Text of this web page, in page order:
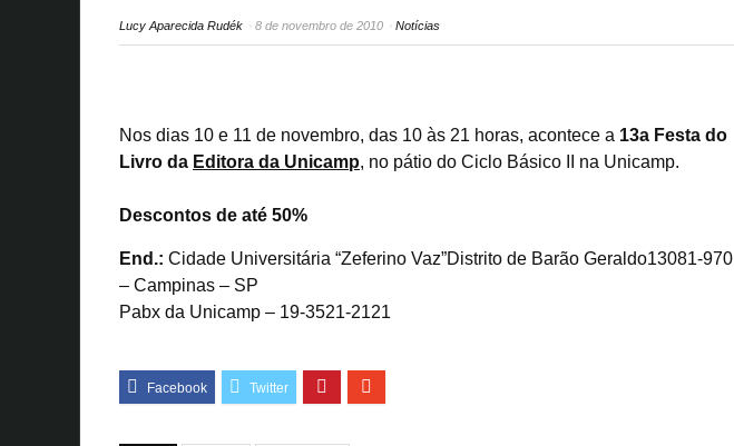
Lucy Aparecida Rudék 8 de novembro de 2010 Notícias
Nos dias 10 e 11 de novembro, das 10 às 21 horas, acontece a 13a Festa do
Livro da Editora da Unicamp, no pátio do Ciclo Básico II na Unicamp.
Descontos de até 50%
End.: Cidade Universitária “Zeferino Vaz”Distrito de Barão Geraldo13081-970
– Campinas – SP
Pabx da Unicamp – 19-3521-2121